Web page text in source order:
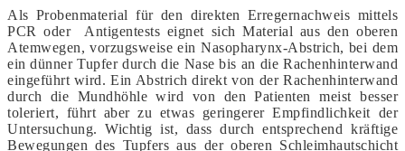
Als Probenmaterial für den direkten Erregernachweis mittels
PCR oder Antigentests eignet sich Material aus den oberen
Atemwegen, vorzugsweise ein Nasopharynx-Abstrich, bei dem
ein dünner Tupfer durch die Nase bis an die Rachenhinterwand
eingeführt wird. Ein Abstrich direkt von der Rachenhinterwand
durch die Mundhöhle wird von den Patienten meist besser
toleriert, führt aber zu etwas geringerer Empfindlichkeit der
Untersuchung. Wichtig ist, dass durch entsprechend kräftige
Bewegungen des Tupfers aus der oberen Schleimhautschicht